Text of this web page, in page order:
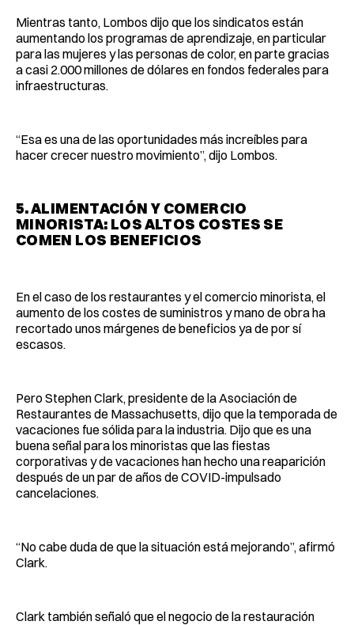
Mientras tanto, Lombos dijo que los sindicatos están
aumentando los programas de aprendizaje, en particular
para las mujeres y las personas de color, en parte gracias
a casi 2.000 millones de dólares en fondos federales para
infraestructuras.
“Esa es una de las oportunidades más increíbles para
hacer crecer nuestro movimiento”, dijo Lombos.
5. ALIMENTACIÓN Y COMERCIO
MINORISTA: LOS ALTOS COSTES SE
COMEN LOS BENEFICIOS
En el caso de los restaurantes y el comercio minorista, el
aumento de los costes de suministros y mano de obra ha
recortado unos márgenes de beneficios ya de por sí
escasos.
Pero Stephen Clark, presidente de la Asociación de
Restaurantes de Massachusetts, dijo que la temporada de
vacaciones fue sólida para la industria. Dijo que es una
buena señal para los minoristas que las fiestas
corporativas y de vacaciones han hecho una reaparición
después de un par de años de COVID-impulsado
cancelaciones.
“No cabe duda de que la situación está mejorando”, afirmó
Clark.
Clark también señaló que el negocio de la restauración